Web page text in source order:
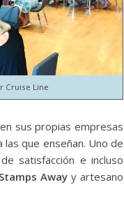
Cruise Line
sus propias empresas
que enseñan. Uno de
satisfacción e incluso
Away y artesano